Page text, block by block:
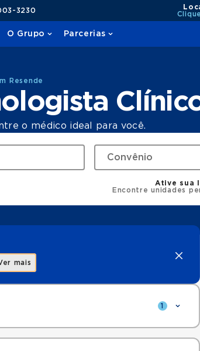
3230
O Grupo Parcerias
Resende
o médico ideal para você.
Ative sua
Encontre unidades
mais
1